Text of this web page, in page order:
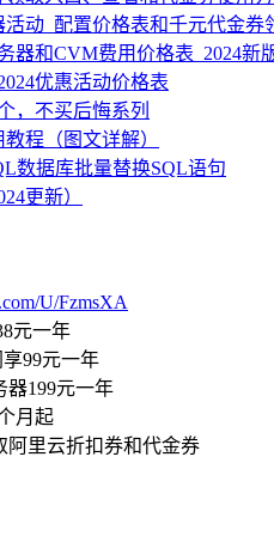
活动_配置价格表和千元代金券
器和CVM费用价格表_2024新
优惠活动价格表
，不买后悔系列
程（图文详解）
数据库批量替换SQL语句
更新）
U/FzmsXA
元一年
99元一年
器199元一年
月起
阿里云折扣券和代金券